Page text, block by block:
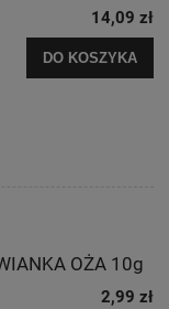
14,09 zł
DO KOSZYKA
OŻA 10g
2,99 zł